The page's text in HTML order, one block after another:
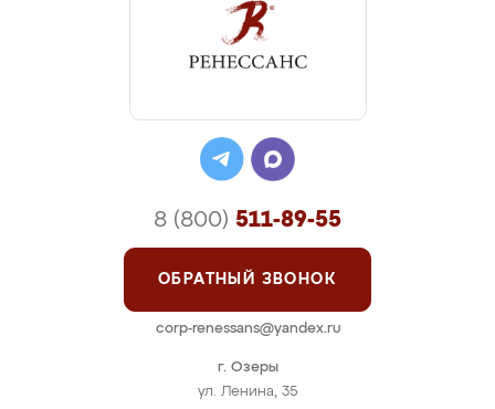
г. Озеры
ул. Ленина, 35
8 (800) 511-89-55
ОБРАТНЫЙ ЗВОНОК
corp-renessans@yandex.ru